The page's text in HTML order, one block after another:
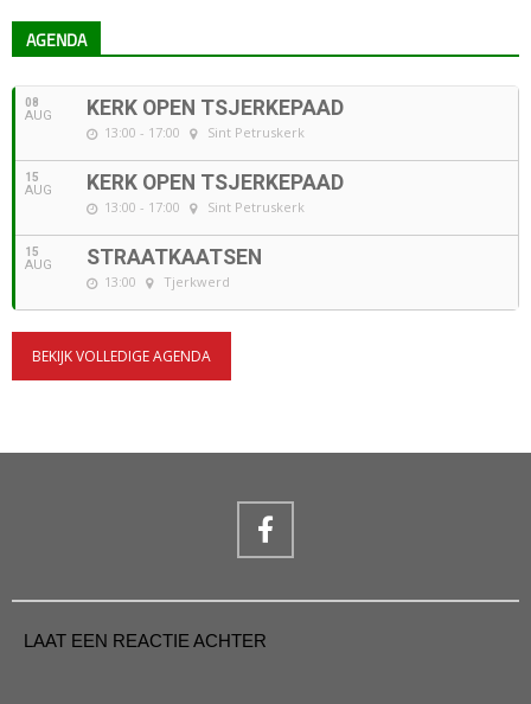
AGENDA
08
AUG KERK OPEN TSJERKEPAAD
13:00 - 17:00 Sint Petruskerk
15
AUG KERK OPEN TSJERKEPAAD
13:00 - 17:00 Sint Petruskerk
15
AUG STRAATKAATSEN
13:00 Tjerkwerd
BEKIJK VOLLEDIGE AGENDA
LAAT EEN REACTIE ACHTER